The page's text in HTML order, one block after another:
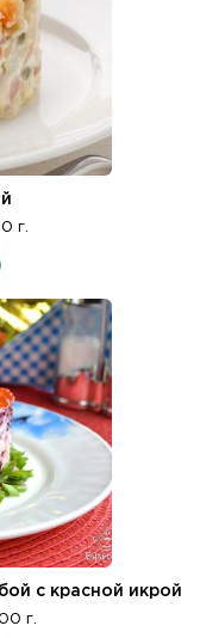
г.
с красной икрой
г.